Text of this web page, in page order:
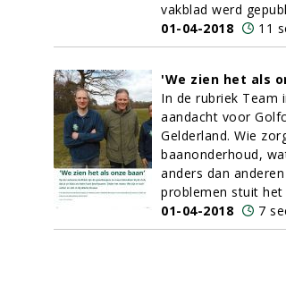
vakblad werd
01-04-2018
11
'We zien het als
In de rubriek Team
aandacht voor
Gelderland. Wie
baanonderhoud,
anders dan
problemen stuit het
01-04-2018
7